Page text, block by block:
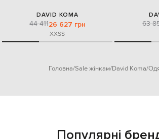
DAVID KOMA
44 41126 627 грн
XXSS
63
Головна Sale жінкам David Koma
Популярні